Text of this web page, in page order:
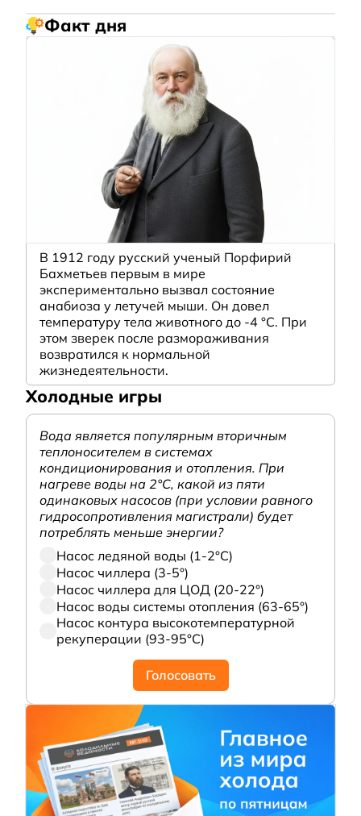
Факт дня
В 1912 году русский ученый Порфирий
Бахметьев первым в мире
экспериментально вызвал состояние
анабиоза у летучей мыши. Он довел
температуру тела животного до -4 °C. При
этом зверек после размораживания
возвратился к нормальной
жизнедеятельности.
Холодные игры
Вода является популярным вторичным
теплоносителем в системах
кондиционирования и отопления. При
нагреве воды на 2°С, какой из пяти
одинаковых насосов (при условии равного
гидросопротивления магистрали) будет
потреблять меньше энергии?
Насос ледяной воды (1-2°С)
Насос чиллера (3-5°)
Насос чиллера для ЦОД (20-22°)
Насос воды системы отопления (63-65°)
Насос контура высокотемпературной
рекуперации (93-95°С)
Голосовать